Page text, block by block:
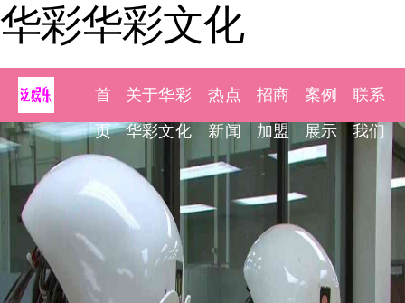
华彩华彩文化
首
页
关于华彩
华彩文化
热点
新闻
招商
加盟
案例
展示
联系
我们